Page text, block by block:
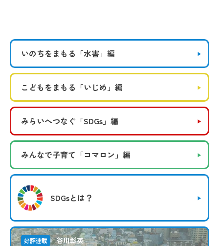
いのちをまもる 「水害」編
こどもをまもる 「いじめ」編
みらいへつなぐ 「SDGs」編
みんなで子育て 「コマロン」編
SDGsとは？
好評連載 谷川彰英